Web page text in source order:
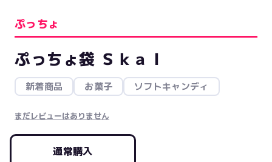
ぷっちょ
ぷっちょ袋 Ｓｋａｌ
新着商品 お菓子 ソフトキャンディ
まだレビューはありません
通常購入